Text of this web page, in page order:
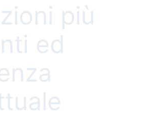
più
ed